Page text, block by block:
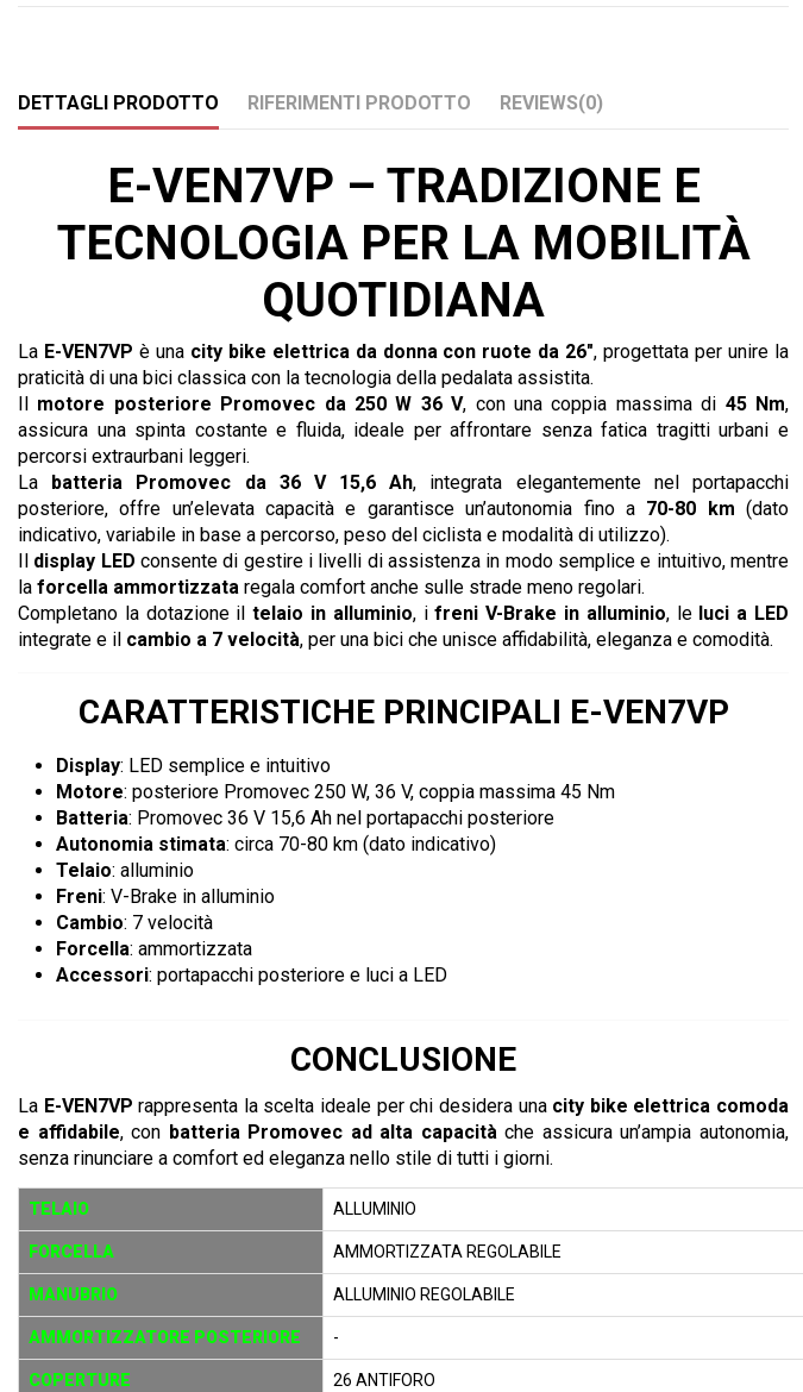
DETTAGLI PRODOTTO RIFERIMENTI PRODOTTO REVIEWS(0)
E-VEN7VP – TRADIZIONE E
TECNOLOGIA PER LA MOBILITÀ
QUOTIDIANA
La E-VEN7VP è una city bike elettrica da donna con ruote da 26", progettata per unire la
praticità di una bici classica con la tecnologia della pedalata assistita.
motore posteriore Promovec da 250 W 36 V, con una coppia massima di 45 Nm,
assicura una spinta costante e fluida, ideale per affrontare senza fatica tragitti urbani e
percorsi extraurbani leggeri.
La
batteria Promovec da 36 V 15,6 Ah, integrata elegantemente nel portapacchi
posteriore, offre un’elevata capacità e garantisce un’autonomia fino a 70-80 km (dato
indicativo, variabile in base a percorso, peso del ciclista e modalità di utilizzo).
display LED consente di gestire i livelli di assistenza in modo semplice e intuitivo, mentre
la forcella ammortizzata regala comfort anche sulle strade meno regolari.
Completano la dotazione iltelaio in alluminio, ifreni V-Brake in alluminio, le luci a LED
integrate e il cambio a 7 velocità, per una bici che unisce affidabilità, eleganza e comodità.
CARATTERISTICHE PRINCIPALI E-VEN7VP
Display: LED semplice e intuitivo
Motore: posteriore Promovec 250 W, 36 V, coppia massima 45 Nm
Batteria: Promovec 36 V 15,6 Ah nel portapacchi posteriore
Autonomia stimata: circa 70-80 km (dato indicativo)
Telaio: alluminio
Freni: V-Brake in alluminio
Cambio: 7 velocità
Forcella: ammortizzata
Accessori: portapacchi posteriore e luci a LED
CONCLUSIONE
La E-VEN7VP rappresenta la scelta ideale per chi desidera una city bike elettrica comoda
e affidabile, con batteria Promovec ad alta capacitàche assicura un’ampia autonomia,
senza rinunciare a comfort ed eleganza nello stile di tutti i giorni.
TELAIO ALLUMINIO
FORCELLA AMMORTIZZATA REGOLABILE
MANUBRIO ALLUMINIO REGOLABILE
AMMORTIZZATORE POSTERIORE -
COPERTURE 26 ANTIFORO